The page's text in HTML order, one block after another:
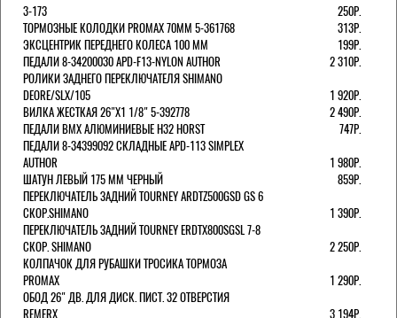
3-173
250Р.
ТОРМОЗНЫЕ КОЛОДКИ PROMAX 70ММ 5-361768
313Р.
ЭКСЦЕНТРИК ПЕРЕДНЕГО КОЛЕСА 100 ММ
199Р.
ПЕДАЛИ 8-34200030 APD-F13-NYLON AUTHOR
2 310Р.
РОЛИКИ ЗАДНЕГО ПЕРЕКЛЮЧАТЕЛЯ SHIMANO
DEORE/SLX/105
1 920Р.
ВИЛКА ЖЕСТКАЯ 26"Х1 1/8" 5-392778
2 490Р.
ПЕДАЛИ BMX АЛЮМИНИЕВЫЕ H32 HORST
747Р.
ПЕДАЛИ 8-34399092 СКЛАДНЫЕ APD-113 SIMPLEX
AUTHOR
1 980Р.
ШАТУН ЛЕВЫЙ 175 ММ ЧЕРНЫЙ
859Р.
ПЕРЕКЛЮЧАТЕЛЬ ЗАДНИЙ TOURNEY ARDTZ500GSD GS 6
СКОР.SHIMANO
1 390Р.
ПЕРЕКЛЮЧАТЕЛЬ ЗАДНИЙ TOURNEY ERDTX800SGSL 7-8
СКОР. SHIMANO
2 250Р.
КОЛПАЧОК ДЛЯ РУБАШКИ ТРОСИКА ТОРМОЗА
PROMAX
1 290Р.
ОБОД 26" ДВ. ДЛЯ ДИСК. ПИСТ. 32 ОТВЕРСТИЯ
REMERX
3 194Р.